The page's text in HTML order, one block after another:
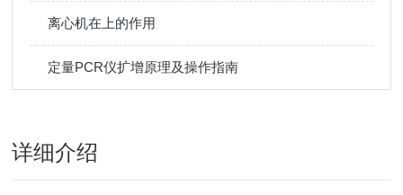
离心机在上的作用
定量PCR仪扩增原理及操作指南
详细介绍